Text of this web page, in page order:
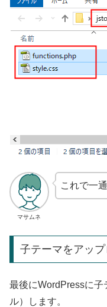
マサムネ
これで一
子テーマをアッ
最後にWordPressに
ル）します。